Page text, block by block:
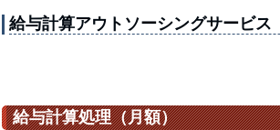
給与計算アウトソーシングサービス
給与計算処理（月額）